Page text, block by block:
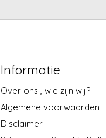
Informatie
Over ons , wie zijn wij?
Algemene voorwaarden
Disclaimer